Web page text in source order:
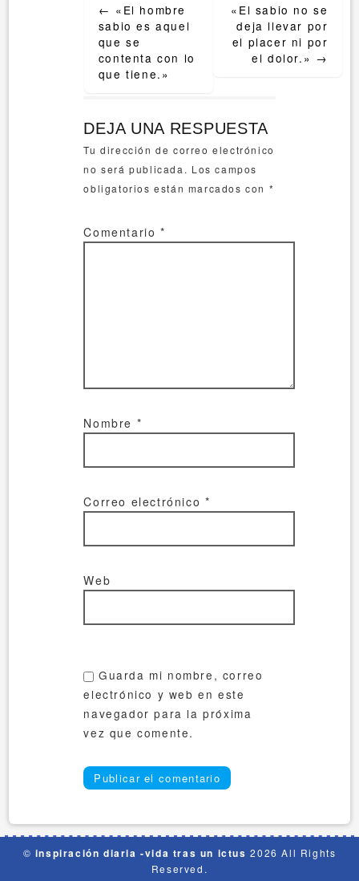
navigation
← «El hombre
sabio es aquel
que se
contenta con lo
que tiene.»
«El sabio no se
deja llevar por
el placer ni por
el dolor.» →
DEJA UNA RESPUESTA
Tu dirección de correo electrónico
no será publicada. Los campos
obligatorios están marcados con *
Comentario*
Nombre *
Correo electrónico *
Web
Guarda mi nombre, correo
electrónico y web en este
navegador para la próxima
vez que comente.
© inspiración diaria -vida tras un ictus 2026 All Rights
Reserved.